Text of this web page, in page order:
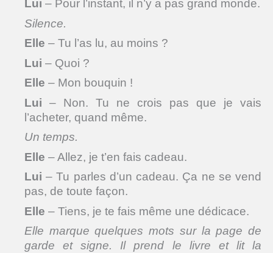
Lui – Pour l’instant, il n’y a pas grand monde.
Silence.
Elle – Tu l’as lu, au moins ?
Lui – Quoi ?
Elle – Mon bouquin !
Lui – Non. Tu ne crois pas que je vais
l’acheter, quand même.
Un temps.
Elle – Allez, je t’en fais cadeau.
Lui – Tu parles d’un cadeau. Ça ne se vend
pas, de toute façon.
Elle – Tiens, je te fais même une dédicace.
Elle marque quelques mots sur la page de
garde et signe. Il prend le livre et lit la